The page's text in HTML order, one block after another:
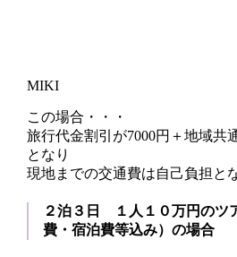
MIKI
この場合・・・
旅行代金割引が7000円＋地域共
となり
現地までの交通費は自己負担 と
２泊３日 １人１０万円のツ
費・宿泊費等込み）の場合